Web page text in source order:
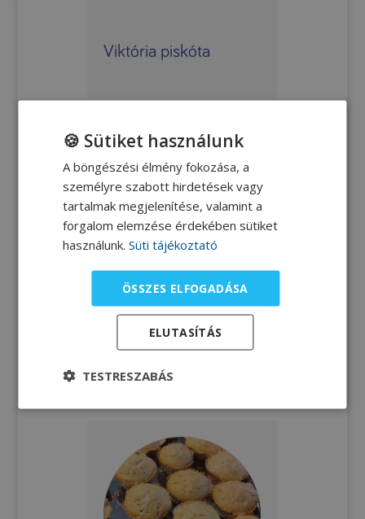
Viktória piskóta
🍪 Sütiket használunk
A böngészési élmény fokozása, a
személyre szabott hirdetések vagy
tartalmak megjelenítése, valamint a
forgalom elemzése érdekében sütiket
használunk. Süti tájékoztató
ÖSSZES ELFOGADÁSA
ELUTASÍTÁS
TESTRESZABÁS